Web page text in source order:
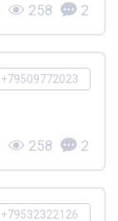
258 2
+79509772023
258 2
+79532322126